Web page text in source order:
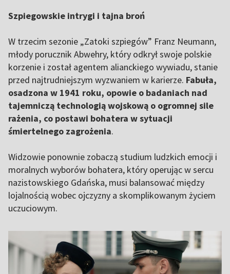
Szpiegowskie intrygi i tajna broń
W trzecim sezonie „Zatoki szpiegów” Franz Neumann,
młody porucznik Abwehry, który odkrył swoje polskie
korzenie i został agentem alianckiego wywiadu, stanie
przed najtrudniejszym wyzwaniem w karierze. Fabuła,
osadzona w 1941 roku, opowie o badaniach nad
tajemniczą technologią wojskową o ogromnej sile
rażenia, co postawi bohatera w sytuacji
śmiertelnego zagrożenia.
Widzowie ponownie zobaczą studium ludzkich emocji i
moralnych wyborów bohatera, który operując w sercu
nazistowskiego Gdańska, musi balansować między
lojalnością wobec ojczyzny a skomplikowanym życiem
uczuciowym.